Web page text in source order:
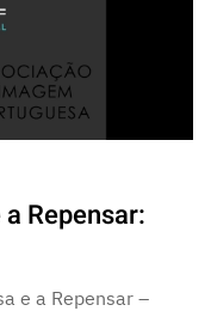
Repensar:
e a Repensar –